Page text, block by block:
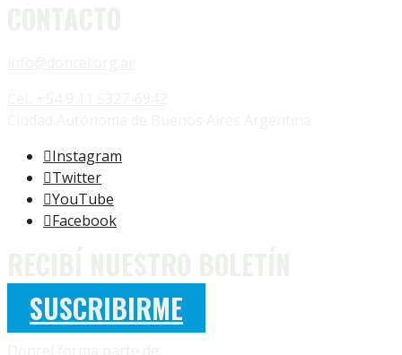
Instagram
Twitter
YouTube
Facebook
SUSCRIBIRME